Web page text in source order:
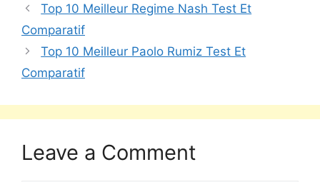
Top 10 Meilleur Regime Nash Test Et
Comparatif
Top 10 Meilleur Paolo Rumiz Test Et
Comparatif
Leave a Comment